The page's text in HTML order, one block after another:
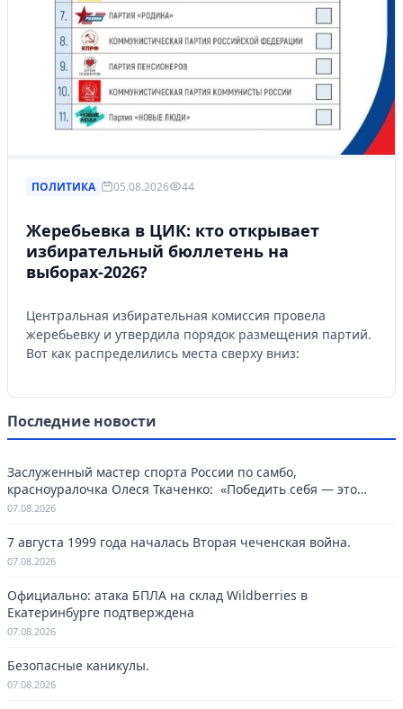
ПОЛИТИКА 05.08.2026 44
Жеребьевка в ЦИК: кто открывает
избирательный бюллетень на
выборах-2026?
Центральная избирательная комиссия провела
жеребьевку и утвердила порядок размещения партий.
Вот как распределились места сверху вниз:
Последние новости
Заслуженный мастер спорта России по самбо,
красноуралочка Олеся Ткаченко: «Победить себя — это
навсегда»
07.08.2026
7 августа 1999 года началась Вторая чеченская война.
07.08.2026
Официально: атака БПЛА на склад Wildberries в
Екатеринбурге подтверждена
07.08.2026
Безопасные каникулы.
07.08.2026